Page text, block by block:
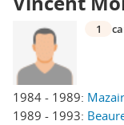
1984 - 1989:
1989 - 1993:
1